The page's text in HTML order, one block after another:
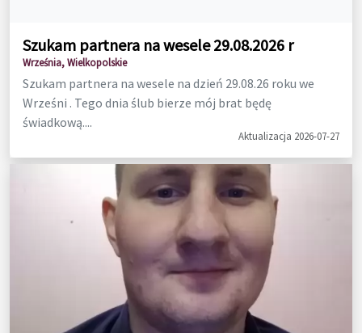
Szukam partnera na wesele 29.08.2026 r
Września, Wielkopolskie
Szukam partnera na wesele na dzień 29.08.26 roku we
Wrześni . Tego dnia ślub bierze mój brat będę
świadkową....
Aktualizacja 2026-07-27